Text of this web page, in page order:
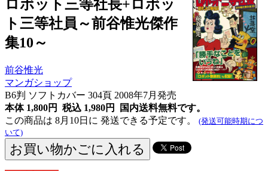
ロボット三等社長+ロボッ
ト三等社員～前谷惟光傑作
集10～
前谷惟光
マンガショップ
B6判 ソフトカバー 304頁 2008年7月発売
本体 1,800円 税込 1,980円
国内送料無料です。
この商品は 8月10日に 発送できる予定です。 (発送可能時期につ
いて)